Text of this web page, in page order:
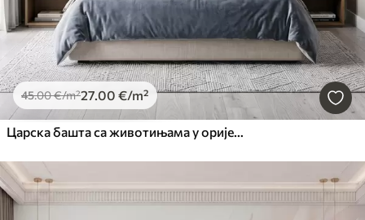
45.00€/m²27.00 €/m²
Царска башта са животињама у оријенталном стилу — мајмуном, леопардом, тигром, пауном и чапљом